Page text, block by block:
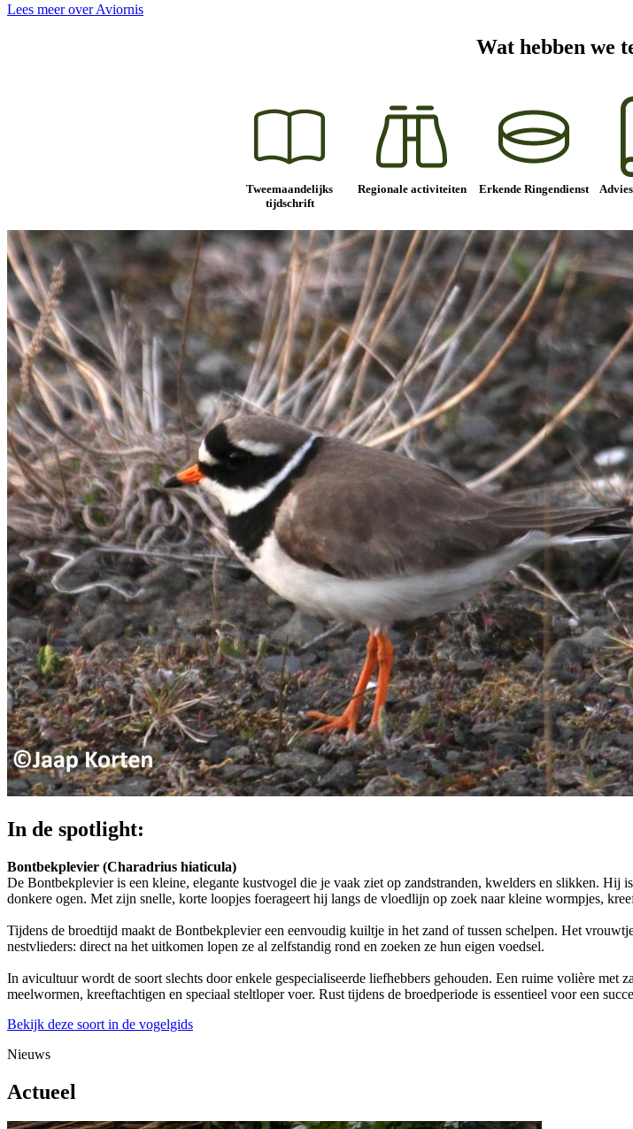
Lees meer over Aviornis
Wat hebben we
Tweemaandelijks
tijdschrift
Regionale activiteiten Erkende Ringendienst
In de spotlight:
Bontbekplevier (Charadrius hiaticula)
De Bontbekplevier is een kleine, elegante kustvogel die je vaak ziet op zandstranden, kwelders en slikken.
donkere ogen. Met zijn snelle, korte loopjes foerageert hij langs de vloedlijn op zoek naar kleine wormpjes,
Tijdens de broedtijd maakt de Bontbekplevier een eenvoudig kuiltje in het zand of tussen schelpen. Het
nestvlieders: direct na het uitkomen lopen ze al zelfstandig rond en zoeken ze hun eigen voedsel.
In avicultuur wordt de soort slechts door enkele gespecialiseerde liefhebbers gehouden. Een ruime volière
meelwormen, kreeftachtigen en speciaal steltloper voer. Rust tijdens de broedperiode is essentieel voor een
Bekijk deze soort in de vogelgids
Nieuws
Actueel